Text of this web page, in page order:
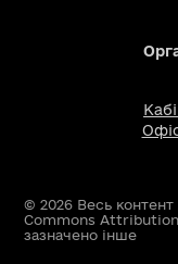
© 2026 Весь контент
Commons
зазначено інше